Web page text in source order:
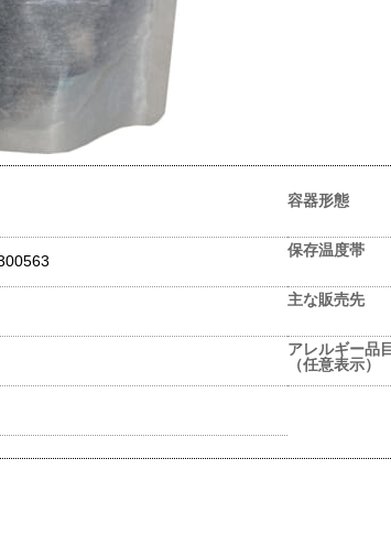
容器形態
保存温度帯
主な販売先
アレルギー品目
（任意表示）